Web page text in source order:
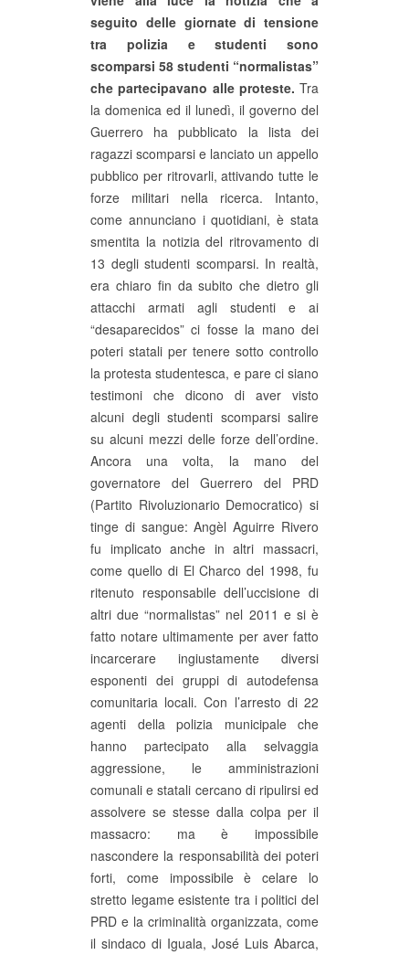
seguito delle giornate di tensione
tra polizia e studenti sono
scomparsi 58 studenti “normalistas”
che partecipavano alle proteste. Tra
la domenica ed il lunedì, il governo del
Guerrero ha pubblicato la lista dei
ragazzi scomparsi e lanciato un appello
pubblico per ritrovarli, attivando tutte le
forze militari nella ricerca. Intanto,
come annunciano i quotidiani, è stata
smentita la notizia del ritrovamento di
13 degli studenti scomparsi. In realtà,
era chiaro fin da subito che dietro gli
attacchi armati agli studenti e ai
“desaparecidos” ci fosse la mano dei
poteri statali per tenere sotto controllo
la protesta studentesca, e pare ci siano
testimoni che dicono di aver visto
alcuni degli studenti scomparsi salire
su alcuni mezzi delle forze dell’ordine.
Ancora una volta, la mano del
governatore del Guerrero del PRD
(Partito Rivoluzionario Democratico) si
tinge di sangue: Angèl Aguirre Rivero
fu implicato anche in altri massacri,
come quello di El Charco del 1998, fu
ritenuto responsabile dell’uccisione di
altri due “normalistas” nel 2011 e si è
fatto notare ultimamente per aver fatto
incarcerare ingiustamente diversi
esponenti dei gruppi di autodefensa
comunitaria locali. Con l’arresto di 22
agenti della polizia municipale che
hanno partecipato alla selvaggia
aggressione, le amministrazioni
comunali e statali cercano di ripulirsi ed
assolvere se stesse dalla colpa per il
massacro: ma è impossibile
nascondere la responsabilità dei poteri
forti, come impossibile è celare lo
stretto legame esistente tra i politici del
PRD e la criminalità organizzata, come
il sindaco di Iguala, José Luis Abarca,